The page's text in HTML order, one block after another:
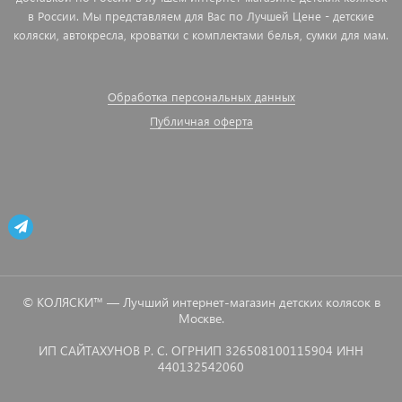
в России. Мы представляем для Вас по Лучшей Цене - детские
коляски, автокресла, кроватки с комплектами белья, сумки для мам.
Обработка персональных данных
Публичная оферта
© КОЛЯСКИ™ — Лучший интернет-магазин детских колясок в
Москве.
ИП САЙТАХУНОВ Р. С. ОГРНИП 326508100115904 ИНН
440132542060